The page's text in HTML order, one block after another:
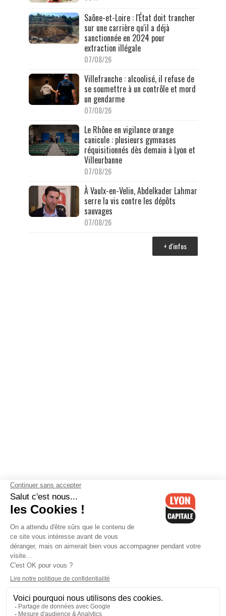
Saône-et-Loire : l'État doit trancher
sur une carrière qu'il a déjà
sanctionnée en 2024 pour
extraction illégale
07/08/26
Villefranche : alcoolisé, il refuse de
se soumettre à un contrôle et mord
un gendarme
07/08/26
Le Rhône en vigilance orange
canicule : plusieurs gymnases
réquisitionnés dès demain à Lyon et
Villeurbanne
07/08/26
À Vaulx-en-Velin, Abdelkader Lahmar
serre la vis contre les dépôts
sauvages
07/08/26
+ d'infos
Contactez-nous-Mentions légales-CGV-Politique de
confidentialité-Gestion des cookies